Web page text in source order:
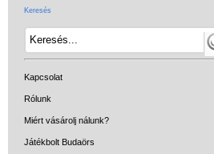
Keresés
Kapcsolat
Rólunk
Miért vásárolj nálunk?
Játékbolt Budaörs